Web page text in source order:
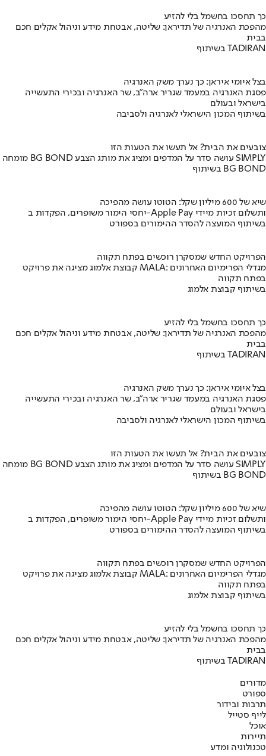
כך תחסכו בחשמל בלי להזיע
מהפכת האנרגיה של תדיראן: שליטה, אבטחת מידע וניהול אקלים חכם
בבית
בשיתוף TADIRAN
בצל איומי איראן: כך נערך משק האנרגיה
פסגת האנרגיה במעמד שגריר ארה"ב, שר האנרגיה ובכירי התעשייה
בישראל ובעולם
בשיתוף המכון הישראלי לאנרגיה ולסביבה
צובעים את הבית? אל תעשו את הטעות הזו
מומחה BG BOND עושה סדר על המדפים ומציג את מותג הצבע SIMPLY
בשיתוף BG BOND
שיא של 600 מיליון שקל: הטוטו עושה מהפיכה
יחסי הימור משופרים, הפקדות ב-Apple Pay ותשלום זכיות מיידי
בשיתוף המועצה להסדר ההימורים בספורט
הפרויקט החדש שמסקרן רוכשים בפתח תקווה
קבוצת אלמוג מציגה את פרויקט MALA: מגדלי הפרימיום האחרונים
בפתח תקווה
בשיתוף קבוצת אלמוג
כך תחסכו בחשמל בלי להזיע
מהפכת האנרגיה של תדיראן: שליטה, אבטחת מידע וניהול אקלים חכם
בבית
בשיתוף TADIRAN
בצל איומי איראן: כך נערך משק האנרגיה
פסגת האנרגיה במעמד שגריר ארה"ב, שר האנרגיה ובכירי התעשייה
בישראל ובעולם
בשיתוף המכון הישראלי לאנרגיה ולסביבה
צובעים את הבית? אל תעשו את הטעות הזו
מומחה BG BOND עושה סדר על המדפים ומציג את מותג הצבע SIMPLY
בשיתוף BG BOND
שיא של 600 מיליון שקל: הטוטו עושה מהפיכה
יחסי הימור משופרים, הפקדות ב-Apple Pay ותשלום זכיות מיידי
בשיתוף המועצה להסדר ההימורים בספורט
הפרויקט החדש שמסקרן רוכשים בפתח תקווה
קבוצת אלמוג מציגה את פרויקט MALA: מגדלי הפרימיום האחרונים
בפתח תקווה
בשיתוף קבוצת אלמוג
כך תחסכו בחשמל בלי להזיע
מהפכת האנרגיה של תדיראן: שליטה, אבטחת מידע וניהול אקלים חכם
בבית
בשיתוף TADIRAN
מדורים
ספורט
תרבות ובידור
לייף סטייל
אוכל
תיירות
טכנולוגיה ומדע